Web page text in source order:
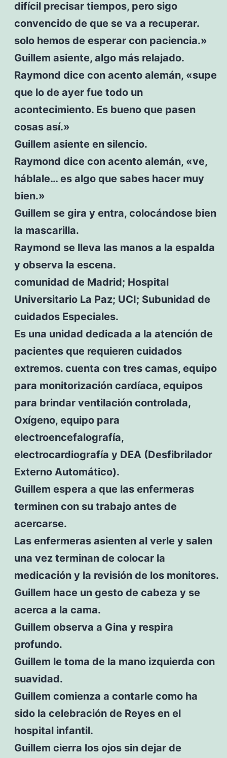
difícil precisar tiempos, pero sigo
convencido de que se va a recuperar.
solo hemos de esperar con paciencia.»
Guillem asiente, algo más relajado.
Raymond dice con acento alemán, «supe
que lo de ayer fue todo un
acontecimiento. Es bueno que pasen
cosas así.»
Guillem asiente en silencio.
Raymond dice con acento alemán, «ve,
háblale… es algo que sabes hacer muy
bien.»
Guillem se gira y entra, colocándose bien
la mascarilla.
Raymond se lleva las manos a la espalda
y observa la escena.
comunidad de Madrid; Hospital
Universitario La Paz; UCI; Subunidad de
cuidados Especiales.
Es una unidad dedicada a la atención de
pacientes que requieren cuidados
extremos. cuenta con tres camas, equipo
para monitorización cardíaca, equipos
para brindar ventilación controlada,
Oxígeno, equipo para
electroencefalografía,
electrocardiografía y DEA (Desfibrilador
Externo Automático).
Guillem espera a que las enfermeras
terminen con su trabajo antes de
acercarse.
Las enfermeras asienten al verle y salen
una vez terminan de colocar la
medicación y la revisión de los monitores.
Guillem hace un gesto de cabeza y se
acerca a la cama.
Guillem observa a Gina y respira
profundo.
Guillem le toma de la mano izquierda con
suavidad.
Guillem comienza a contarle como ha
sido la celebración de Reyes en el
hospital infantil.
Guillem cierra los ojos sin dejar de